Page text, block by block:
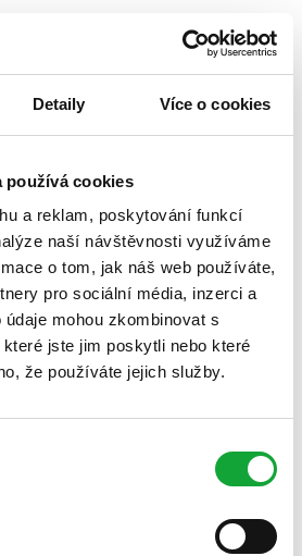
Detaily Více o cookies
používá cookies
a reklam, poskytování funkcí
naší návštěvnosti využíváme
o tom, jak náš web používáte,
pro sociální média, inzerci a
mohou zkombinovat s
jste jim poskytli nebo které
že používáte jejich služby.